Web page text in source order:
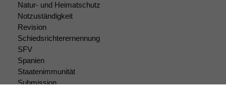
Natur- und Heimatschutz
Notzuständigkeit
Revision
Schiedsrichterernennung
SFV
Spanien
Staatenimmunität
Submission
kann die